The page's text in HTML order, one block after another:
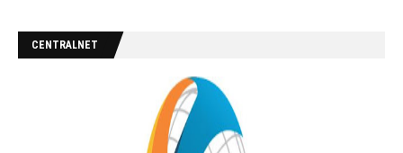
CENTRALNET